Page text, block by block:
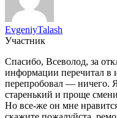
EvgeniyTalash
Участник
Спасибо, Всеволод, за
информации перечитал в
перепробовал — ничего.
старенький и проще
Но все-же он мне